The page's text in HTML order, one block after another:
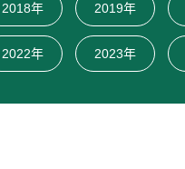
2018年 2019年
2022年 2023年